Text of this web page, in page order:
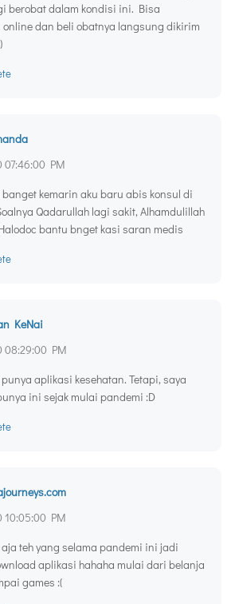
berobat dalam kondisi ini. Bisa
online dan beli obatnya langsung dikirim
PM
banget kemarin aku baru abis konsul di
Qadarullah lagi sakit, Alhamdulillah
bantu bnget kasi saran medis
KeNai
08:29:00 PM
aplikasi kesehatan. Tetapi, saya
ini sejak mulai pandemi :D
10:05:00 PM
teh yang selama pandemi ini jadi
aplikasi hahaha mulai dari belanja
games :(